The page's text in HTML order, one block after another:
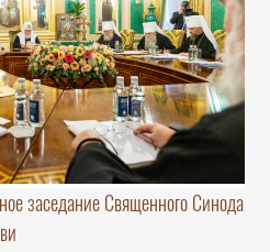
заседание Священного Синода